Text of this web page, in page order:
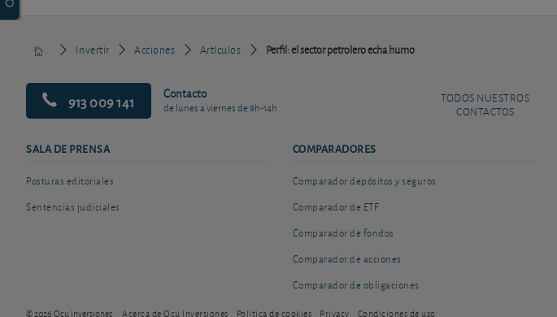
Invertir Acciones Artículos Perfil: el sector petrolero echa humo
913 009 141 Contacto
de lunes a viernes de 9h-14h
TODOS NUESTROS
CONTACTOS
SALA DE PRENSA
Posturas editoriales
Sentencias judiciales
COMPARADORES
Comparador depósitos y seguros
Comparador de ETF
Comparador de fondos
Comparador de acciones
Comparador de obligaciones
© 2026 Ocu Inversiones Acerca de Ocu Inversiones Política de cookies Privacy Condiciones de uso